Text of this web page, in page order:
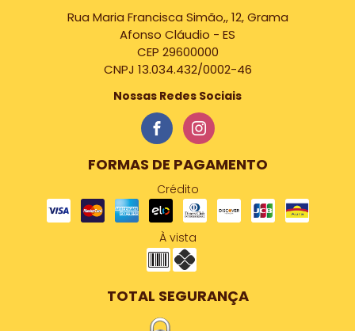
Rua Maria Francisca Simão,, 12, Grama
Afonso Cláudio - ES
CEP 29600000
CNPJ 13.034.432/0002-46
Nossas Redes Sociais
FORMAS DE PAGAMENTO
Crédito
À vista
TOTAL SEGURANÇA